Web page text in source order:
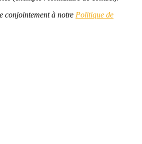
conjointement à notre Politique de